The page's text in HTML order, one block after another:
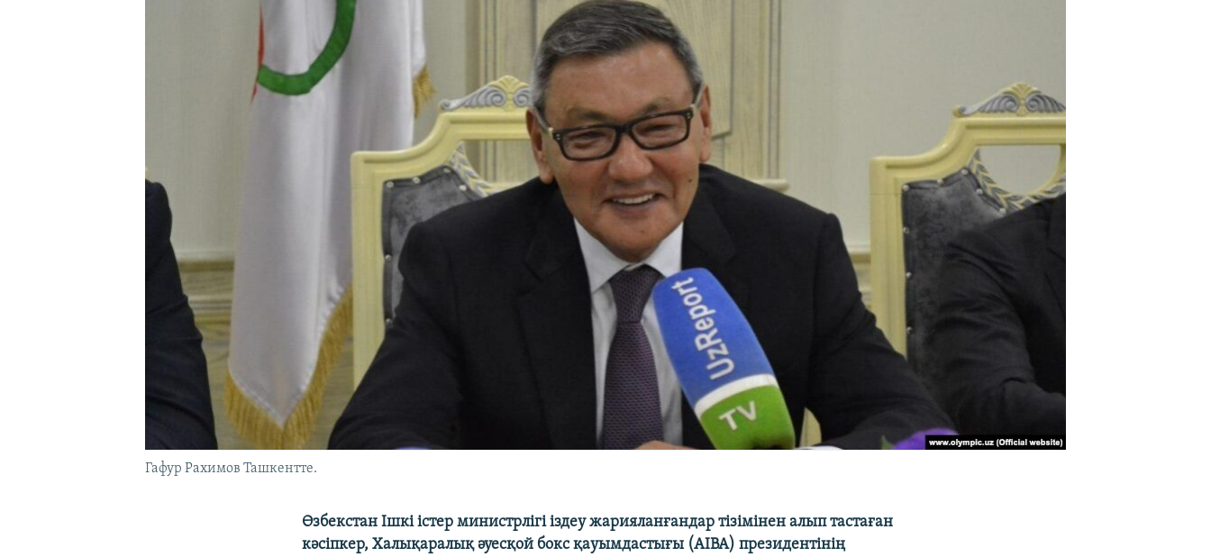
Гафур Рахимов Ташкентте.
Өзбекстан Ішкі істер министрлігі іздеу жарияланғандар тізімінен алып тастаған
кәсіпкер, Халықаралық әуесқой бокс қауымдастығы (AIBA) президентінің